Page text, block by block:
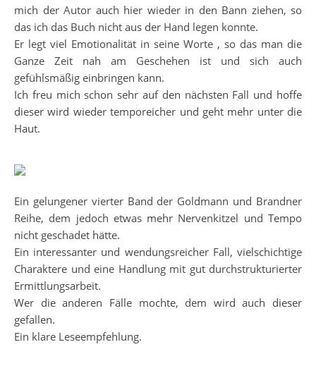
mich der Autor auch hier wieder in den Bann ziehen, so
das ich das Buch nicht aus der Hand legen konnte.
Er legt viel Emotionalität in seine Worte , so das man die
Ganze Zeit nah am Geschehen ist und sich auch
gefühlsmäßig einbringen kann.
Ich freu mich schon sehr auf den nächsten Fall und hoffe
dieser wird wieder temporeicher und geht mehr unter die
Haut.
Ein gelungener vierter Band der Goldmann und Brandner
Reihe, dem jedoch etwas mehr Nervenkitzel und Tempo
nicht geschadet hätte.
Ein interessanter und wendungsreicher Fall, vielschichtige
Charaktere und eine Handlung mit gut durchstrukturierter
Ermittlungsarbeit.
Wer die anderen Fälle mochte, dem wird auch dieser
gefallen.
Ein klare Leseempfehlung.